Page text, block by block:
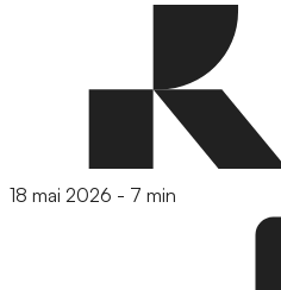
18 mai 2026 - 7 min